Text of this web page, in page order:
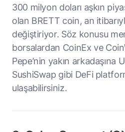
300 milyon doları aşkın
olan BRETT coin, an
değiştiriyor. Söz konusu
borsalardan CoinEx ve
Pepe’nin yakın arkadaşına
SushiSwap gibi DeFi
ulaşabilirsiniz.